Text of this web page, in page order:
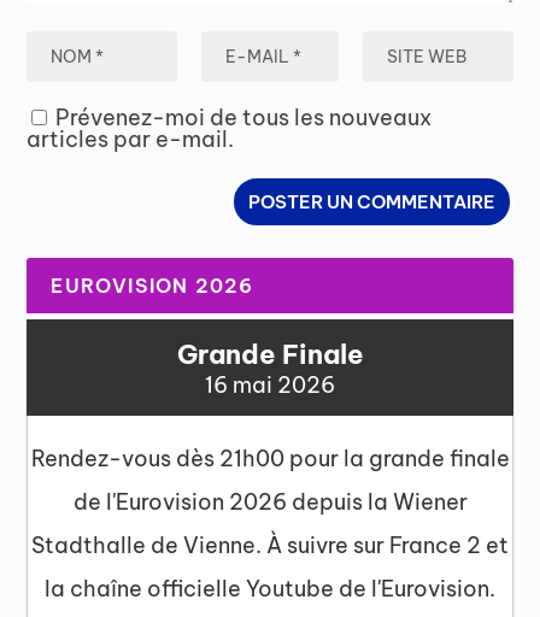
Prévenez-moi de tous les nouveaux
articles par e-mail.
EUROVISION 2026
Grande Finale
16 mai 2026
Rendez-vous dès 21h00 pour la grande finale
de l'Eurovision 2026 depuis la Wiener
Stadthalle de Vienne. À suivre sur France 2 et
la chaîne officielle Youtube de l'Eurovision.